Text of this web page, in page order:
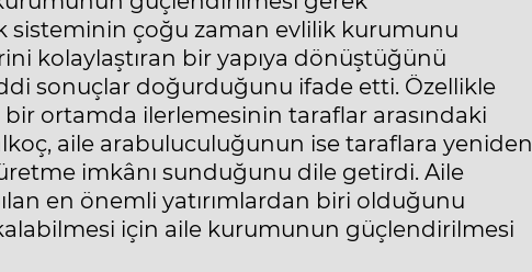
sisteminin çoğu zaman evlilik kurumunu
kolaylaştıran bir yapıya dönüştüğünü
sonuçlar doğurduğunu ifade etti. Özellikle
ortamda ilerlemesinin taraflar arasındaki
aile arabuluculuğunun ise taraflara yeniden
imkânı sunduğunu dile getirdi. Aile
en önemli yatırımlardan biri olduğunu
için aile kurumunun güçlendirilmesi